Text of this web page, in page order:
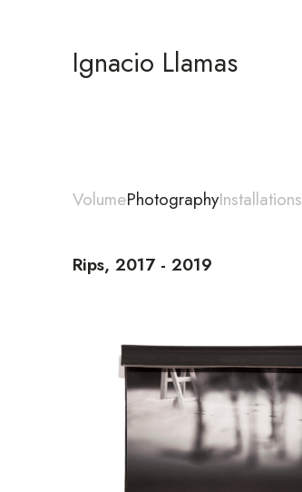
Ignacio Llamas
VolumePhotographyInstallations
Rips, 2017 - 2019